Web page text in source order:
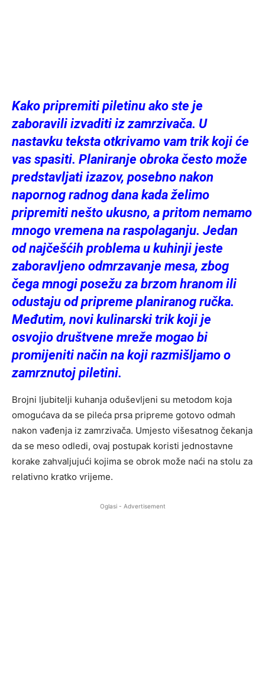
Kako pripremiti piletinu ako ste je
zaboravili izvaditi iz zamrzivača. U
nastavku teksta otkrivamo vam trik koji će
vas spasiti. Planiranje obroka često može
predstavljati izazov, posebno nakon
napornog radnog dana kada želimo
pripremiti nešto ukusno, a pritom nemamo
mnogo vremena na raspolaganju. Jedan
od najčešćih problema u kuhinji jeste
zaboravljeno odmrzavanje mesa, zbog
čega mnogi posežu za brzom hranom ili
odustaju od pripreme planiranog ručka.
Međutim, novi kulinarski trik koji je
osvojio društvene mreže mogao bi
promijeniti način na koji razmišljamo o
zamrznutoj piletini.
Brojni ljubitelji kuhanja oduševljeni su metodom koja
omogućava da se pileća prsa pripreme gotovo odmah
nakon vađenja iz zamrzivača. Umjesto višesatnog čekanja
da se meso odledi, ovaj postupak koristi jednostavne
korake zahvaljujući kojima se obrok može naći na stolu za
relativno kratko vrijeme.
Oglasi - Advertisement